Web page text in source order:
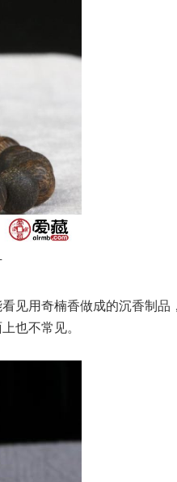
见用奇楠香做成的沉香制品
也不常见。